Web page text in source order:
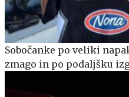
Sobočanke po veliki
zmago in po podaljšku